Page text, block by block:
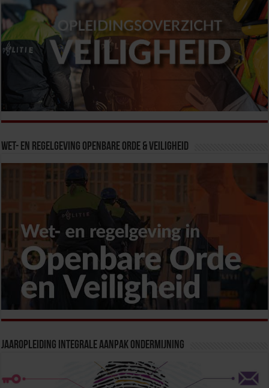
Wet- en Regelgeving Openbare Orde & Veiligheid
Jaaropleiding Integrale Aanpak Ondermijning